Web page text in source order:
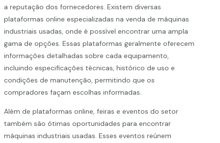
a reputação dos fornecedores. Existem diversas
plataformas online especializadas na venda de máquinas
industriais usadas, onde é possível encontrar uma ampla
gama de opções. Essas plataformas geralmente oferecem
informações detalhadas sobre cada equipamento,
incluindo especificações técnicas, histórico de uso e
condições de manutenção, permitindo que os
compradores façam escolhas informadas.
Além de plataformas online, feiras e eventos do setor
também são ótimas oportunidades para encontrar
máquinas industriais usadas. Esses eventos reúnem